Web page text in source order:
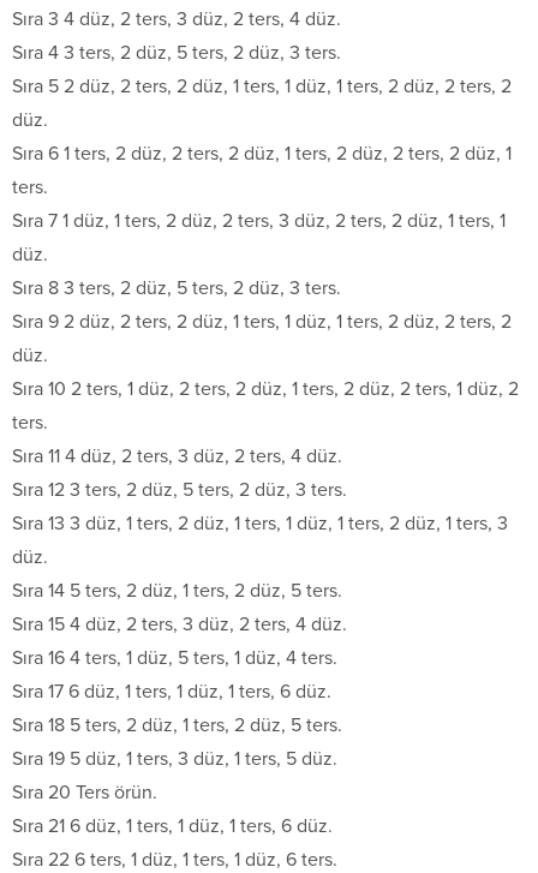
Sıra 3 4 düz, 2 ters, 3 düz, 2 ters, 4 düz.
Sıra 4 3 ters, 2 düz, 5 ters, 2 düz, 3 ters.
Sıra 5 2 düz, 2 ters, 2 düz, 1 ters, 1 düz, 1 ters, 2 düz, 2 ters, 2
düz.
Sıra 6 1 ters, 2 düz, 2 ters, 2 düz, 1 ters, 2 düz, 2 ters, 2 düz, 1
ters.
Sıra 7 1 düz, 1 ters, 2 düz, 2 ters, 3 düz, 2 ters, 2 düz, 1 ters, 1
düz.
Sıra 8 3 ters, 2 düz, 5 ters, 2 düz, 3 ters.
Sıra 9 2 düz, 2 ters, 2 düz, 1 ters, 1 düz, 1 ters, 2 düz, 2 ters, 2
düz.
Sıra 10 2 ters, 1 düz, 2 ters, 2 düz, 1 ters, 2 düz, 2 ters, 1 düz, 2
ters.
Sıra 11 4 düz, 2 ters, 3 düz, 2 ters, 4 düz.
Sıra 12 3 ters, 2 düz, 5 ters, 2 düz, 3 ters.
Sıra 13 3 düz, 1 ters, 2 düz, 1 ters, 1 düz, 1 ters, 2 düz, 1 ters, 3
düz.
Sıra 14 5 ters, 2 düz, 1 ters, 2 düz, 5 ters.
Sıra 15 4 düz, 2 ters, 3 düz, 2 ters, 4 düz.
Sıra 16 4 ters, 1 düz, 5 ters, 1 düz, 4 ters.
Sıra 17 6 düz, 1 ters, 1 düz, 1 ters, 6 düz.
Sıra 18 5 ters, 2 düz, 1 ters, 2 düz, 5 ters.
Sıra 19 5 düz, 1 ters, 3 düz, 1 ters, 5 düz.
Sıra 20 Ters örün.
Sıra 21 6 düz, 1 ters, 1 düz, 1 ters, 6 düz.
Sıra 22 6 ters, 1 düz, 1 ters, 1 düz, 6 ters.